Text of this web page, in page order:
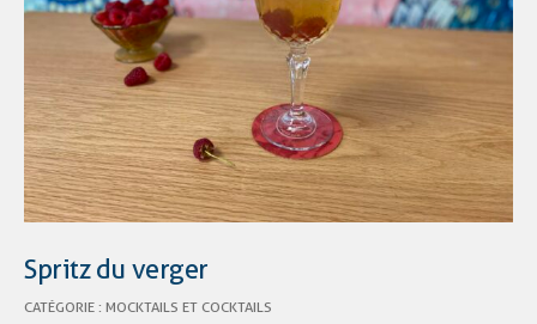
Spritz du verger
CATÉGORIE :MOCKTAILS ET COCKTAILS